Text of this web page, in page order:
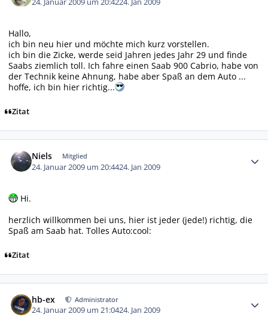
24. Januar 2009 um 20:4224. Jan 2009
Hallo,
ich bin neu hier und möchte mich kurz vorstellen.
ich bin die Zicke, werde seid Jahren jedes Jahr 29 und finde
Saabs ziemlich toll. Ich fahre einen Saab 900 Cabrio, habe von
der Technik keine Ahnung, habe aber Spaß an dem Auto ...
hoffe, ich bin hier richtig...
Zitat
Niels Mitglied
24. Januar 2009 um 20:4424. Jan 2009
Hi.
herzlich willkommen bei uns, hier ist jeder (jede!) richtig, die
Spaß am Saab hat. Tolles Auto:cool:
Zitat
hb-ex Administrator
24. Januar 2009 um 21:0424. Jan 2009